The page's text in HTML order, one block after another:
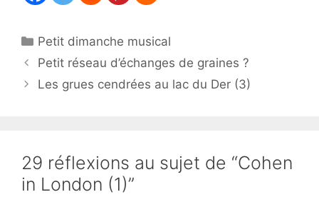
Catégories
Petit dimanche musical
Petit réseau d’échanges de graines ?
Les grues cendrées au lac du Der (3)
29 réflexions au sujet de “Cohen
in London (1)”